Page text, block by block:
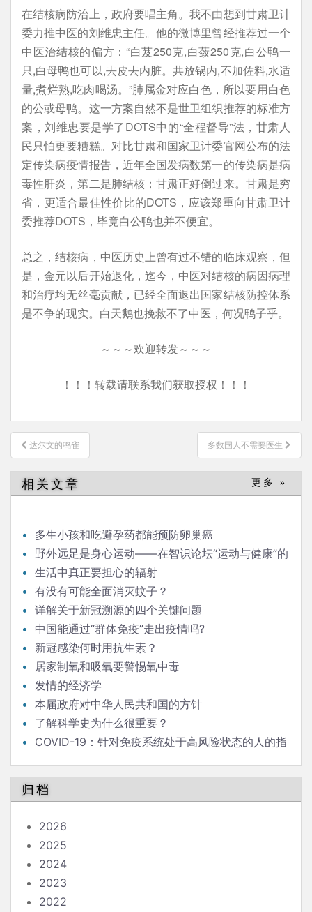
在结核病防治上，政府要唱主角。我不由想到甘肃卫计
委力推中医的刘维忠主任。他的微博里曾经推荐过一个
中医治结核的偏方：“白芨250克,白蔹250克,白公鸭一
只,白母鸭也可以,去皮去内脏。共放锅内,不加佐料,水适
量,煮烂熟,吃肉喝汤。”肺属金对应白色，所以要用白色
的公或母鸭。这一方案自然不是世卫组织推荐的标准方
案，刘维忠要是学了DOTS中的“全程督导”法，甘肃人
民只怕更要糟糕。对比甘肃和国家卫计委官网公布的法
定传染病疫情报告，近年全国发病数第一的传染病是病
毒性肝炎，第二是肺结核；甘肃正好倒过来。甘肃是穷
省，更适合最佳性价比的DOTS，应该郑重向甘肃卫计
委推荐DOTS，毕竟白公鸭也并不便宜。
总之，结核病，中医历史上曾有过不错的临床观察，但
是，金元以后开始退化，迄今，中医对结核的病因病理
和治疗均无丝毫贡献，已经全面退出国家结核防控体系
是不争的现实。白天鹅也挽救不了中医，何况鸭子乎。
～～～欢迎转发～～～
！！！转载请联系我们获取授权！！！
文
章
导
航
达尔文的鸣雀 多数国人不需要医生
相关文章 更多 »
多生小孩和吃避孕药都能预防卵巢癌
野外远足是身心运动——在智识论坛“运动与健康”的
发言生活中真正要担心的辐射
有没有可能全面消灭蚊子？
详解关于新冠溯源的四个关键问题
中国能通过“群体免疫”走出疫情吗?
新冠感染何时用抗生素？
居家制氧和吸氧要警惕氧中毒
发情的经济学
本届政府对中华人民共和国的方针
了解科学史为什么很重要？
COVID-19：针对免疫系统处于高风险状态的人的指
归档
2026
2025
2024
2023
2022